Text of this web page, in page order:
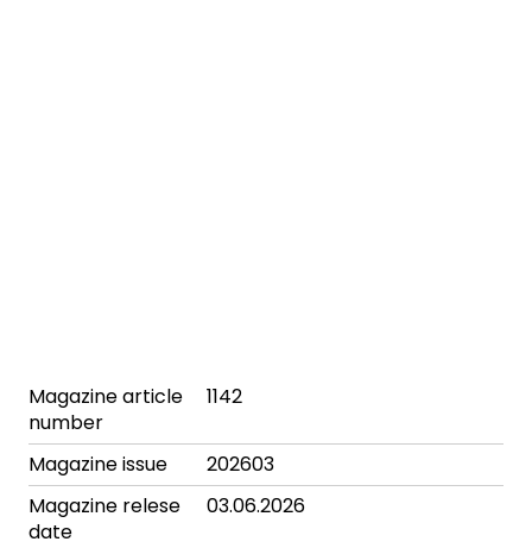
Magazine article
number
1142
Magazine issue
202603
Magazine relese
date
03.06.2026